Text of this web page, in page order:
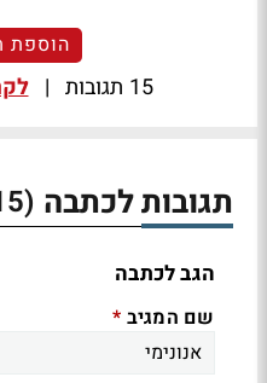
הוספת
15 תגובות |
תגובות לכתבה (15)
הגב לכתבה
שם המגיב *